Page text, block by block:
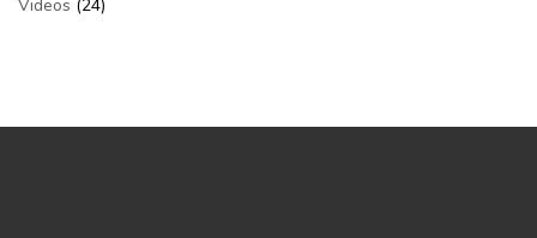
Videos (24)